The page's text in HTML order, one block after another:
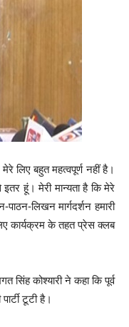
लिए बहुत महत्वपूर्ण नहीं है।
हूं। मेरी मान्यता है कि मेरे
लिखन मार्गदर्शन हमारी
कार्यक्रम के तहत प्रेस क्लब
सिंह कोश्यारी ने कहा कि पूर्व
टूटी है।